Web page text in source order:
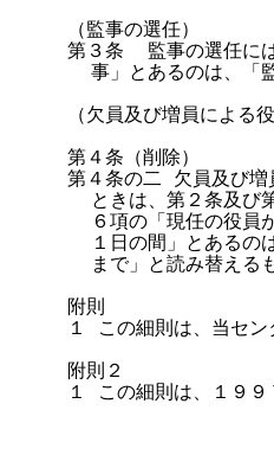
（監事の選任）
第３条  監事の選任に
事」とあるのは、「
（欠員及び増員による
第４条（削除）
第４条の二 欠員及び増
ときは、第２条及び
６項の「現任の役員
１日の間」とあるの
まで」と読み替える
附則
１ この細則は、当セ
附則２
１ この細則は、１９